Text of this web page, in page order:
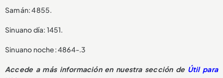
Samán: 4855.
Sinuano día: 1451.
Sinuano noche: 4864-.3
Accede a más información en nuestra sección de Útil para